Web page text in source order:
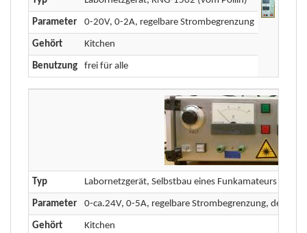
Parameter 0-20V, 0-2A, regelbare Strombegrenzung
Gehört Kitchen
Benutzung frei für alle
Typ Labornetzgerät, Selbstbau eines Funkamateurs (aus
Parameter 0-ca.24V, 0-5A, regelbare Strombegrenzung, der
Gehört Kitchen